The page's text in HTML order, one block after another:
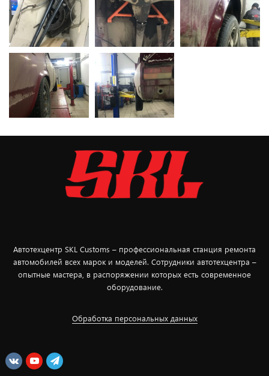
Автотехцентр SKL Customs – профессиональная станция ремонта
автомобилей всех марок и моделей. Сотрудники автотехцентра –
опытные мастера, в распоряжении которых есть современное
оборудование.
Обработка персональных данных